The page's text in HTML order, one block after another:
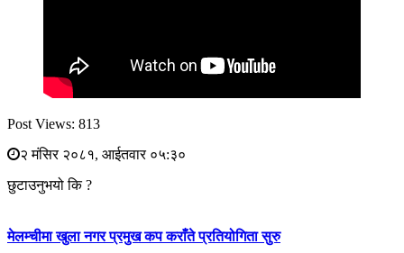
Post Views: 813
२ मंसिर २०८१, आईतवार ०५:३०
छुटाउनुभयो कि ?
मेलम्चीमा खुला नगर प्रमुख कप कराँते प्रतियोगिता सुरु